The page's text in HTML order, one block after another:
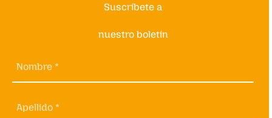
Suscríbete a
nuestro boletín
Nombre *
Apellido *